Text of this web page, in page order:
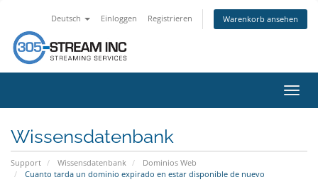
Deutsch Einloggen Registrieren Warenkorb ansehen
ein-/
Wissensdatenbank
Support Wissensdatenbank
Dominios Web
Cuanto tarda un dominio expirado en estar disponible de nuevo